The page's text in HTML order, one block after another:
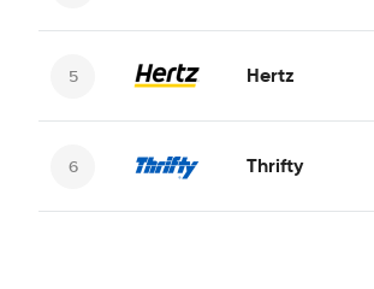
Hertz
Thrifty